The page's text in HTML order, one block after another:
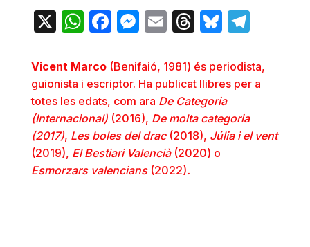
X WhatsApp
Facebook
Messenger
EmailThreads
Bluesky
Vicent Marco(Benifaió, 1981) és periodista,
guionista i escriptor. Ha publicat llibres per a
totes les edats, com ara De Categoria
(Internacional)(2016), De molta categoria
(2017), Les boles del drac(2018), Júlia i el vent
(2019), El Bestiari Valencià(2020) o
Esmorzars valencians(2022).